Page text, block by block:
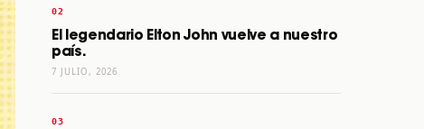
El legendario Elton John vuelve a nuestro
país.
7 JULIO, 2026